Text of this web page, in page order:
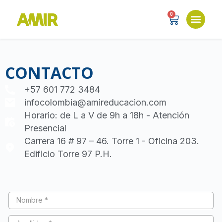
0
CONTACTO
+57 601 772 3484
infocolombia@amireducacion.com
Horario: de L a V de 9h a 18h - Atención
Presencial
Carrera 16 # 97 – 46. Torre 1 - Oficina 203.
Edificio Torre 97 P.H.
Nombre *